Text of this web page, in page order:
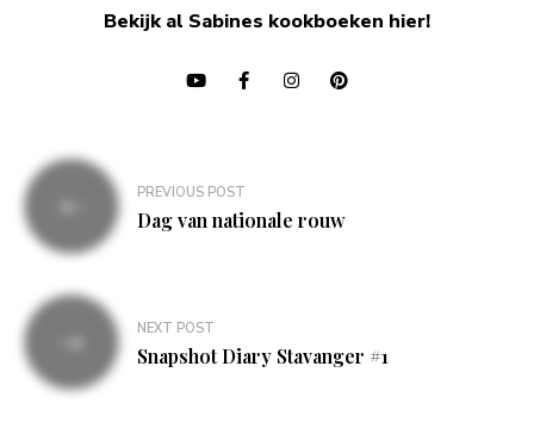
Bekijk al Sabines kookboeken hier!
Bericht
navigatie
PREVIOUS POST
Dag van nationale rouw
NEXT POST
Snapshot Diary Stavanger #1